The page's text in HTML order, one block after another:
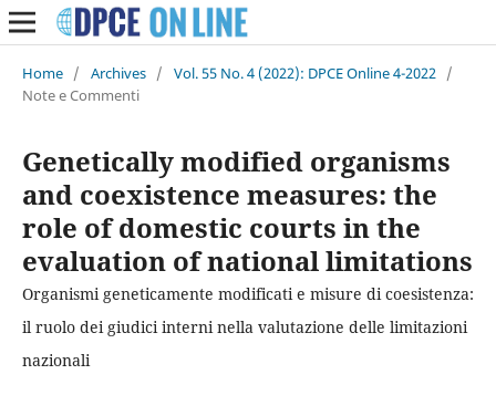
Home / Archives / Vol. 55 No. 4 (2022): DPCE Online 4-2022 /
Note e Commenti
Genetically modified organisms
and coexistence measures: the
role of domestic courts in the
evaluation of national limitations
Organismi geneticamente modificati e misure di coesistenza:
il ruolo dei giudici interni nella valutazione delle limitazioni
nazionali